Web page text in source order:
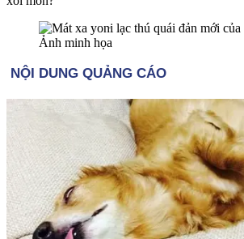
Ảnh minh họa